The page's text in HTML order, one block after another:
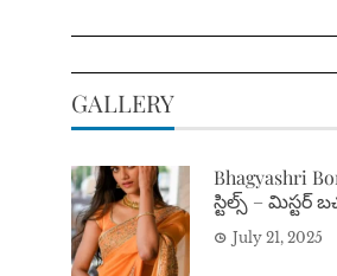
GALLERY
Bhagyashri
స్టిల్స్ – మిస్టర్
July 21, 2025